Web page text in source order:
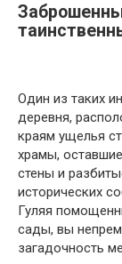
Один из таких
деревня,
краям ущелья
храмы,
стены и
исторических
Гуляя
сады, вы
загадочность